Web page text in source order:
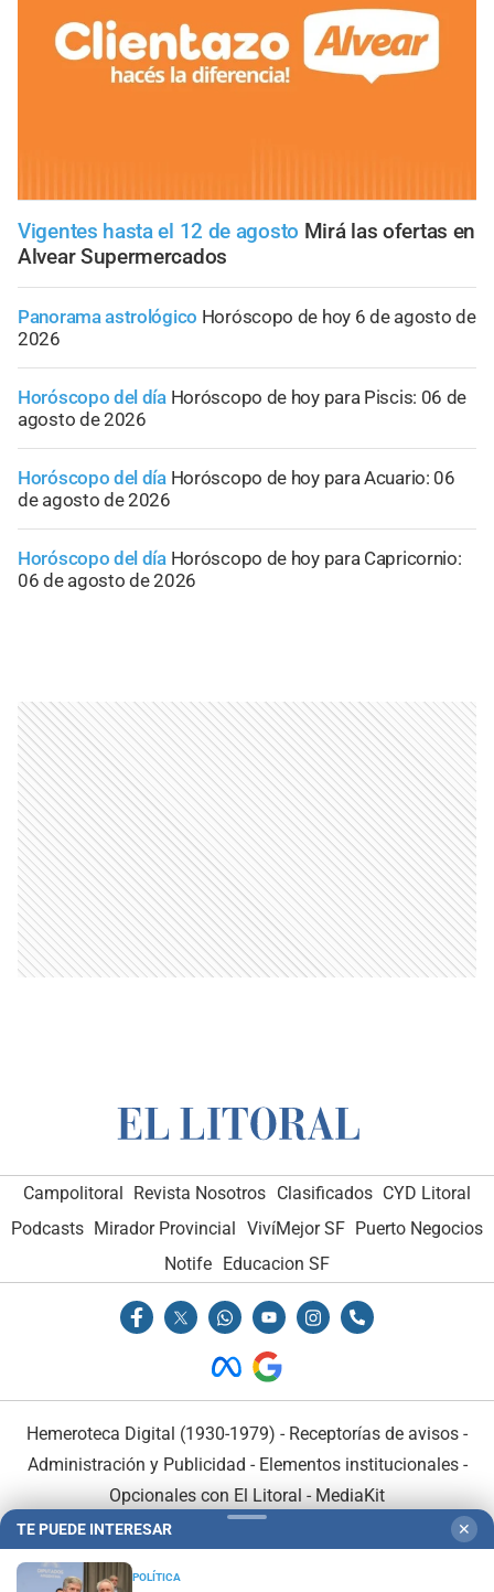
Vigentes hasta el 12 de agosto Mirá las ofertas en
Alvear Supermercados
Panorama astrológico Horóscopo de hoy 6 de agosto de
2026
Horóscopo del día Horóscopo de hoy para Piscis: 06 de
agosto de 2026
Horóscopo del día Horóscopo de hoy para Acuario: 06
de agosto de 2026
Horóscopo del día Horóscopo de hoy para Capricornio:
06 de agosto de 2026
Campolitoral Revista Nosotros Clasificados CYD Litoral
Podcasts Mirador Provincial VivíMejor SF Puerto Negocios
Notife Educacion SF
Hemeroteca Digital (1930-1979) - Receptorías de avisos -
Administración y Publicidad - Elementos institucionales-
Opcionales con El Litoral - MediaKit
TE PUEDE INTERESAR ✕
POLÍTICA